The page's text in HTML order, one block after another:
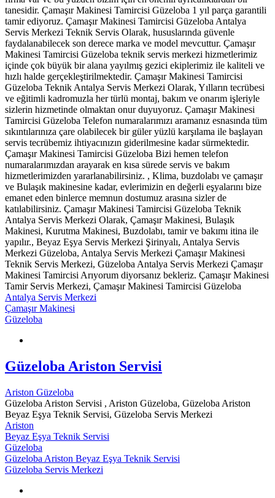
tanesidir. Çamaşır Makinesi Tamircisi Güzeloba 1 yıl parça garantili
tamir ediyoruz. Çamaşır Makinesi Tamircisi Güzeloba Antalya
Servis Merkezi Teknik Servis Olarak, hususlarında güvenle
faydalanabilecek son derece marka ve model mevcuttur. Çamaşır
Makinesi Tamircisi Güzeloba teknik servis merkezi hizmetlerimiz
içinde çok büyük bir alana yayılmış gezici ekiplerimiz ile kaliteli ve
hızlı halde gerçekleştirilmektedir. Çamaşır Makinesi Tamircisi
Güzeloba Teknik Antalya Servis Merkezi Olarak, Yılların tecrübesi
ve eğitimli kadromuzla her türlü montaj, bakım ve onarım işleriyle
sizlerin hizmetinde olmaktan onur duyuyoruz. Çamaşır Makinesi
Tamircisi Güzeloba Telefon numaralarımızı aramanız esnasında tüm
sıkıntılarınıza çare olabilecek bir güler yüzlü karşılama ile başlayan
servis tecrübemiz ihtiyacınızın giderilmesine kadar sürmektedir.
Çamaşır Makinesi Tamircisi Güzeloba Bizi hemen telefon
numaralarımızdan arayarak en kısa sürede servis ve bakım
hizmetlerimizden yararlanabilirsiniz. , Klima, buzdolabı ve çamaşır
ve Bulaşık makinesine kadar, evlerimizin en değerli eşyalarını bize
emanet eden binlerce memnun dostumuz arasına sizler de
katılabilirsiniz. Çamaşır Makinesi Tamircisi Güzeloba Teknik
Antalya Servis Merkezi Olarak, Çamaşır Makinesi, Bulaşık
Makinesi, Kurutma Makinesi, Buzdolabı, tamir ve bakımı itina ile
yapılır., Beyaz Eşya Servis Merkezi Şirinyalı, Antalya Servis
Merkezi Güzeloba, Antalya Servis Merkezi Çamaşır Makinesi
Teknik Servis Merkezi, Güzeloba Antalya Servis Merkezi Çamaşır
Makinesi Tamircisi Arıyorum diyorsanız bekleriz. Çamaşır Makinesi
Tamir Servis Merkezi, Çamaşır Makinesi Tamircisi Güzeloba
Antalya Servis Merkezi
Çamaşır Makinesi
Güzeloba
Güzeloba Ariston Servisi
Ariston Güzeloba
Güzeloba Ariston Servisi , Ariston Güzeloba, Güzeloba Ariston
Beyaz Eşya Teknik Servisi, Güzeloba Servis Merkezi
Ariston
Beyaz Eşya Teknik Servisi
Güzeloba
Güzeloba Ariston Beyaz Eşya Teknik Servisi
Güzeloba Servis Merkezi